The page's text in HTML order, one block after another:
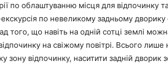
по облаштуванню місця для відпочинку
по невеликому задньому
того, що навіть на одній сотці землі
на свіжому повітрі. Всього
зону відпочинку, наситити задній дворик